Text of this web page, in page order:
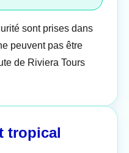
sont prises dans
peuvent pas être
de Riviera Tours
tropical